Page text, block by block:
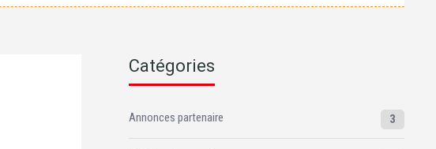
Catégories
Annonces partenaire 3